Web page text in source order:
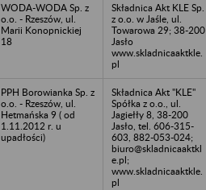
WODA-WODA Sp. z
o.o. - Rzeszów, ul.
Marii Konopnickiej
18
Składnica Akt KLE Sp.
z o.o. w Jaśle, ul.
Towarowa 29; 38-200
Jasło
www.skladnicaaktkle.
pl
PPH Borowianka Sp. z
o.o. - Rzeszów, ul.
Hetmańska 9 ( od
1.11.2012 r. u
upadłości)
Składnica Akt "KLE"
Spółka z o.o., ul.
Jagiełły 8, 38-200
Jasło, tel. 606-315-
603, 882-053-024;
biuro@skladnicaaktkl
e.pl;
www.skladnicaaktkle.
pl